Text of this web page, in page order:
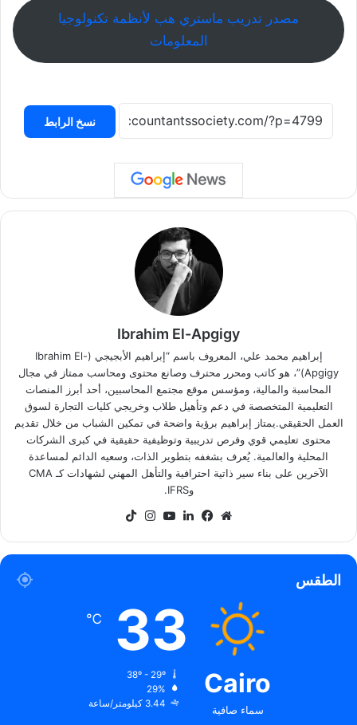
مصدر تدريب ماستري هب لأنظمة تكنولوجيا
المعلومات
نسخ الرابط
Ibrahim El-Apgigy
إبراهيم محمد علي، المعروف باسم “إبراهيم الأبجيجي (Ibrahim El-
Apgigy)”، هو كاتب ومحرر محترف وصانع محتوى ومحاسب ممتاز في مجال
المحاسبة والمالية، ومؤسس موقع مجتمع المحاسبين، أحد أبرز المنصات
التعليمية المتخصصة في دعم وتأهيل طلاب وخريجي كليات التجارة لسوق
العمل الحقيقي.يمتاز إبراهيم برؤية واضحة في تمكين الشباب من خلال تقديم
محتوى تعليمي قوي وفرص تدريبية وتوظيفية حقيقية في كبرى الشركات
المحلية والعالمية. يُعرف بشغفه بتطوير الذات، وسعيه الدائم لمساعدة
الآخرين على بناء سير ذاتية احترافية والتأهل المهني لشهادات كـ CMA
وIFRS.
موقعفيسبوكلينكدإن‫YouTube
انستقرام
الطقس
Cairo
سماء صافية
33
℃
29%
3.44 كيلومتر/ساعة